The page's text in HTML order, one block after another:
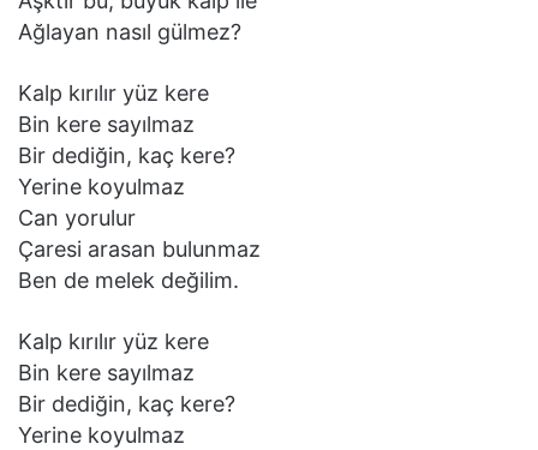
Ağlayan nasıl gülmez?
Kalp kırılır yüz kere
Bin kere sayılmaz
Bir dediğin, kaç kere?
Yerine koyulmaz
Can yorulur
Çaresi arasan bulunmaz
Ben de melek değilim.
Kalp kırılır yüz kere
Bin kere sayılmaz
Bir dediğin, kaç kere?
Yerine koyulmaz